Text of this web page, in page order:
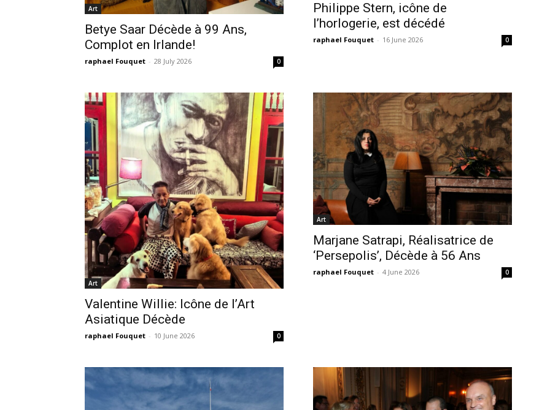
Art
Betye Saar Décède à 99 Ans,
Complot en Irlande!
raphael Fouquet - 28 July 2026 0
Philippe Stern, icône de
l’horlogerie, est décédé
raphael Fouquet - 16 June 2026 0
Art
Valentine Willie: Icône de l’Art
Asiatique Décède
raphael Fouquet - 10 June 2026 0
Art
Marjane Satrapi, Réalisatrice de
‘Persepolis’, Décède à 56 Ans
raphael Fouquet - 4 June 2026 0